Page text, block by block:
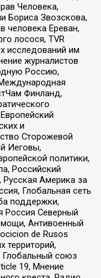
Человека,
Бориса Звозскова,
человека Ереван,
лосося, TVR
исследований им
журналистов
Россию,
Финланд,
и
Сторожевой
Иеговы,
политики,
Российский
Америка за
Глобальная сеть
поддержки,
Россия Северный
Антивоенный
de Rusos
территорий,
Глобальный союз
19, Мнение